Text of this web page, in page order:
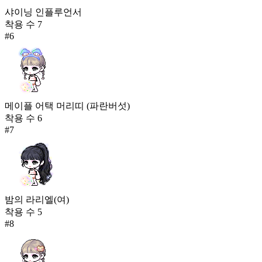
샤이닝 인플루언서
착용 수 7
#6
메이플 어택 머리띠 (파란버섯)
착용 수 6
#7
밤의 라리엘(여)
착용 수 5
#8